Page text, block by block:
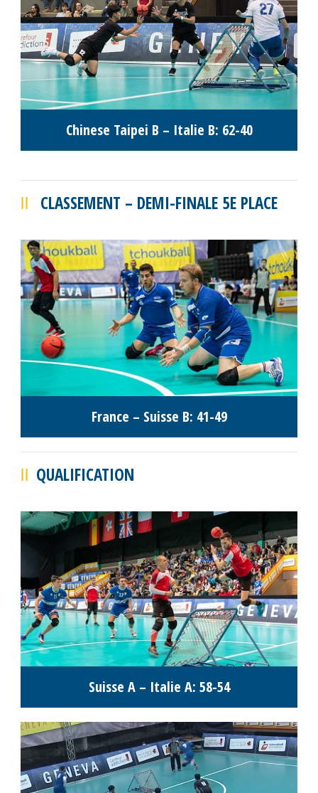
Chinese Taipei B – Italie B: 62-40
CLASSEMENT – DEMI-FINALE 5E PLACE
France – Suisse B: 41-49
QUALIFICATION
Suisse A – Italie A: 58-54